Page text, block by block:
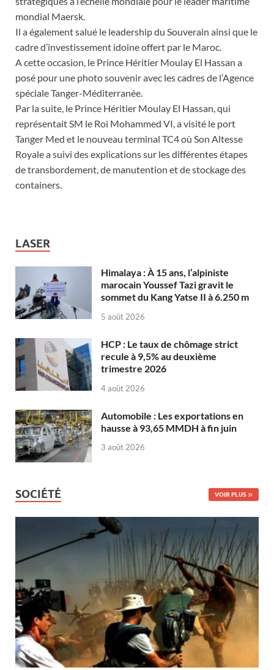
mondial Maersk.
Il a également salué le leadership du Souverain ainsi que le
cadre d’investissement idoine offert par le Maroc.
A cette occasion, le Prince Héritier Moulay El Hassan a
posé pour une photo souvenir avec les cadres de l’Agence
spéciale Tanger-Méditerranée.
Par la suite, le Prince Héritier Moulay El Hassan, qui
représentait SM le Roi Mohammed VI, a visité le port
Tanger Med et le nouveau terminal TC4 où Son Altesse
Royale a suivi des explications sur les différentes étapes
de transbordement, de manutention et de stockage des
containers.
LASER
Himalaya : À 15 ans, l’alpiniste
marocain Youssef Tazi gravit le
sommet du Kang Yatse II à 6.250 m
5 août 2026
HCP : Le taux de chômage strict
recule à 9,5% au deuxième
trimestre 2026
4 août 2026
Automobile : Les exportations en
hausse à 93,65 MMDH à fin juin
3 août 2026
SOCIÉTÉ VOIR PLUS